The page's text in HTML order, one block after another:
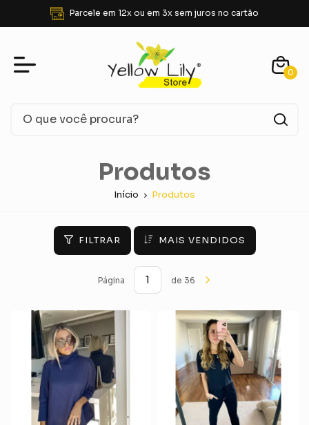
FRETE GRÁTIS para SUDESTE acima de R$ 350,00
0
Produtos
Início Produtos
FILTRAR MAIS VENDIDOS
Página de 36